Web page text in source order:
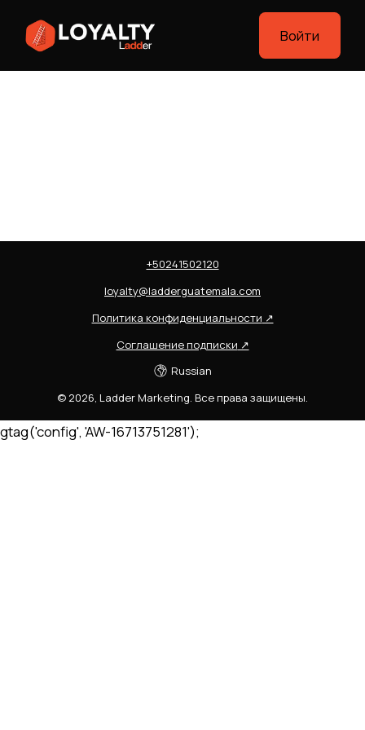
Войти
© 2026, Ladder Marketing. Все права защищены.
+50241502120
loyalty@ladderguatemala.com
Политика конфиденциальности ↗
Соглашение подписки ↗
Russian
gtag('config', 'AW-16713751281');